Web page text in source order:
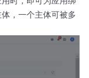
，一个主体可被多